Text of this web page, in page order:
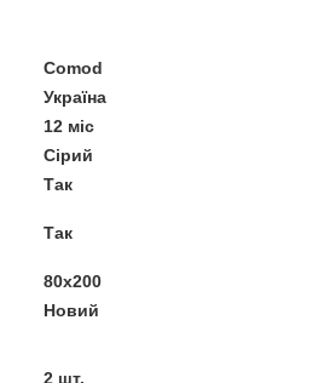
Comod
Україна
12 міс
Сірий
Так
Так
80х200
Новий
2 шт.